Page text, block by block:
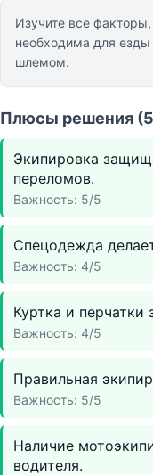
Изучите все
необходима для езды
шлемом.
Плюсы решения
Экипировка
переломов.
Важность: 5/5
Спецодежда
Важность: 4/5
Куртка и
Важность: 4/5
Правильная
Важность: 5/5
Наличие
водителя.